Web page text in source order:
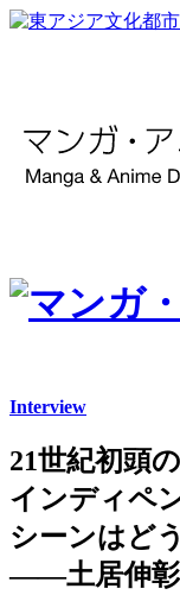
Interview
21世紀初頭
インディペ
シーンはど
――土居伸彰